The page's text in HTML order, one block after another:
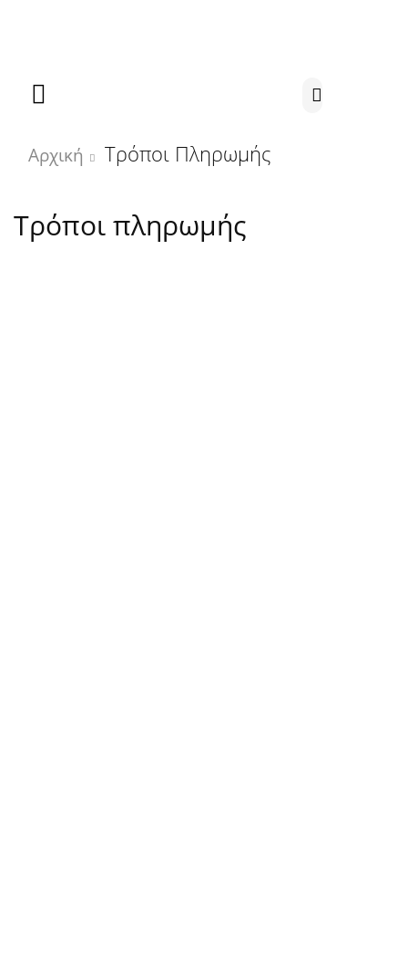
Αρχική Τρόποι Πληρωμής
Τρόποι πληρωμής